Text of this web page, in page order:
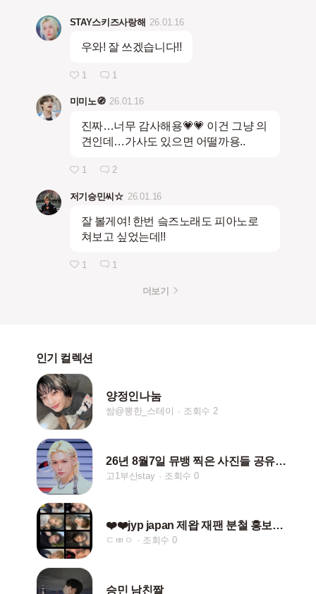
STAY스키즈사랑해 26.01.16
우와! 잘 쓰겠습니다!!
1 1
미미노🧭 26.01.16
진짜…너무 감사해용💗💗 이건 그냥 의
견인데…가사도 있으면 어떨까용..
1 2
저기승민씨☆ 26.01.16
잘 볼게여! 한번 슼즈노래도 피아노로
쳐보고 싶었는데!!
1 1
더보기
인기 컬렉션
양정인나눔
쌈@뽕한_스테이 조회수 2
26년 8월7일 뮤뱅 찍은 사진들 공유 해욥ㅎㅎ
고1부산stay 조회수 0
❤️❤️jyp japan 제왑 재팬 분철 홍보❤️❤️
ㄷㅃㅇ 조회수 0
승민 남친짤